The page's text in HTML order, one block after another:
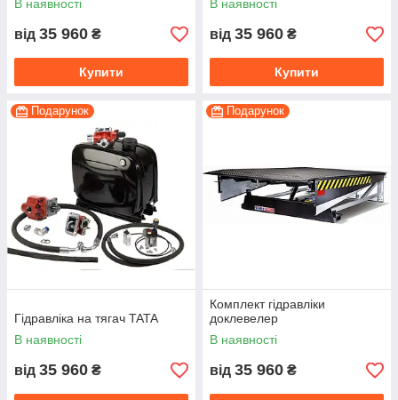
В наявності
від 35 960 ₴
Купити
В наявності
від 35 960 ₴
Купити
Подарунок
Гідравліка на тягач TATA
В наявності
від 35 960 ₴
Подарунок
Комплект гідравліки
доклевелер
В наявності
від 35 960 ₴